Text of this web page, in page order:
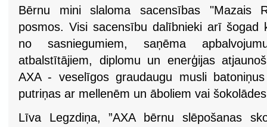
Bērnu mini slaloma sacensības "Mazais
posmos. Visi sacensību dalībnieki arī šogad
no sasniegumiem, saņēma
atbalstītājiem, diplomu un enerģijas
AXA - veselīgos graudaugu musli
putriņas ar mellenēm un āboliem vai
Līva Legzdiņa, ”AXA bērnu slēpošanas